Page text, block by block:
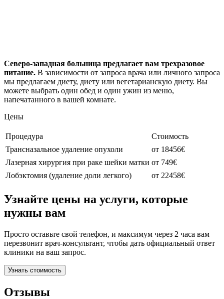
Северо-западная больница предлагает вам трехразовое
питание. В зависимости от запроса врача или личного запроса
мы предлагаем диету, диету или вегетарианскую диету. Вы
можете выбрать один обед и один ужин из меню,
напечатанного в вашей комнате.
Цены
Процедура
Стоимость
Трансназальное удаление опухоли
от 18456€
Лазерная хирургия при раке шейки матки от 749€
Лобэктомия (удаление доли легкого)
от 22458€
Узнайте цены на услуги, которые
нужны вам
Просто оставьте свой телефон, и максимум через 2 часа вам
перезвонит врач-консультант, чтобы дать официальный ответ
клиники на ваш запрос.
Узнать стоимость
Отзывы